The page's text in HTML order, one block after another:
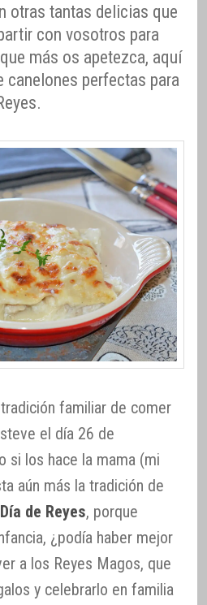
otras tantas delicias que
con vosotros para
más os apetezca, aquí
canelones perfectas para
familiar de comer
el día 26 de
si los hace la mama (mi
aún más la tradición de
de Reyes, porque
¿podía haber mejor
a los Reyes Magos, que
y celebrarlo en familia